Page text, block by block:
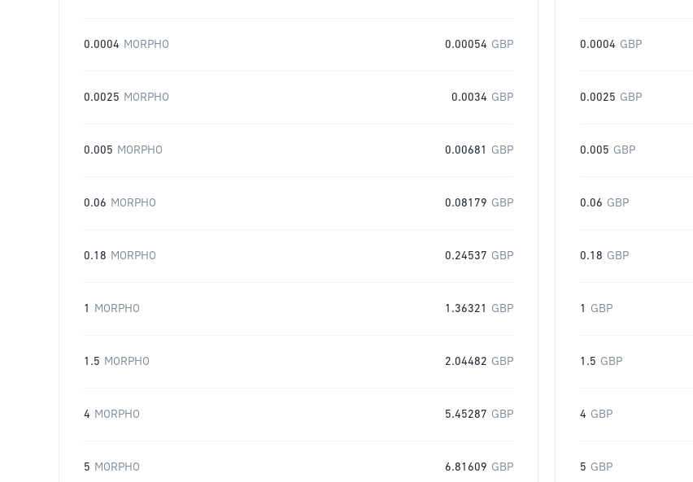
0.0004 MORPHO 0.00054 GBP
0.0025 MORPHO 0.0034 GBP
0.005 MORPHO 0.00681 GBP
0.06 MORPHO 0.08179 GBP
0.18 MORPHO 0.24537 GBP
1 MORPHO 1.36321 GBP
1.5 MORPHO 2.04482 GBP
4 MORPHO 5.45287 GBP
5 MORPHO 6.81609 GBP
0.0004 GBP
0.0025 GBP
0.005 GBP
0.06 GBP
0.18 GBP
1 GBP
1.5 GBP
4 GBP
5 GBP